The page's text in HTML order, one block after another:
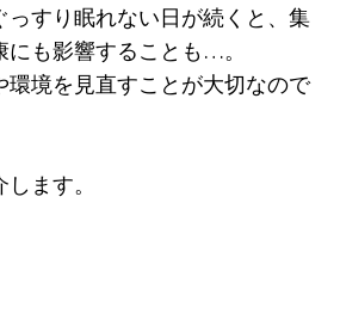
すり眠れない日が続くと、集
も影響することも…。
境を見直すことが大切なので
ます。